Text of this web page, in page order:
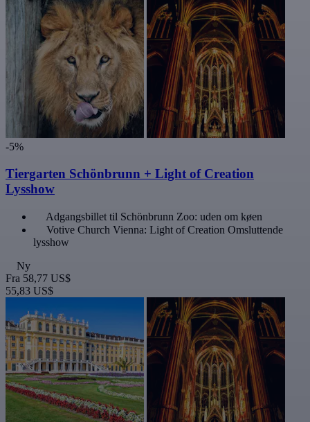
-5%
Tiergarten Schönbrunn + Light of Creation
Lysshow
Adgangsbillet til Schönbrunn Zoo: uden om køen
Votive Church Vienna: Light of Creation Omsluttende
lysshow
Ny
Fra 58,77 US$
55,83 US$